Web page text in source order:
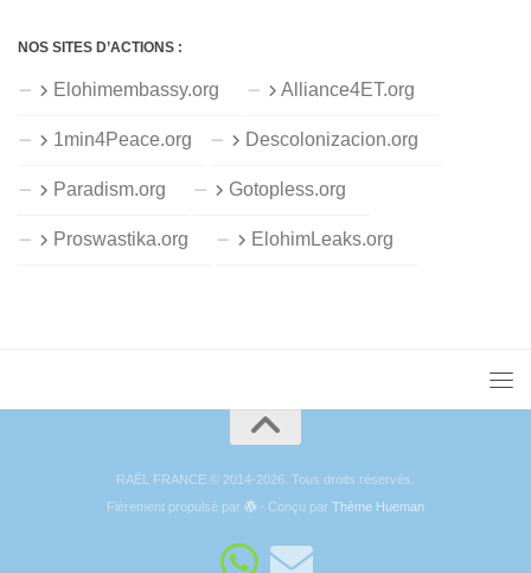
NOS SITES D’ACTIONS :
Elohimembassy.org Alliance4ET.org
1min4Peace.org Descolonizacion.org
Paradism.org Gotopless.org
Proswastika.org ElohimLeaks.org
RAËL FRANCE © 2014-2026. Tous droits réservés.
Fièrement propulsé par
- Conçu parThème Hueman